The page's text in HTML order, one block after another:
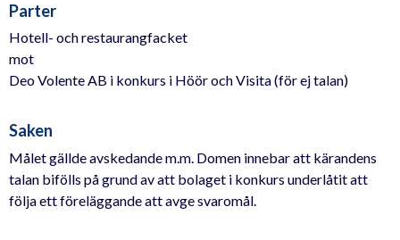
Parter
Hotell- och restaurangfacket
mot
Deo Volente AB i konkurs i Höör och Visita (för ej talan)
Saken
Målet gällde avskedande m.m. Domen innebar att kärandens
talan bifölls på grund av att bolaget i konkurs underlåtit att
följa ett föreläggande att avge svaromål.